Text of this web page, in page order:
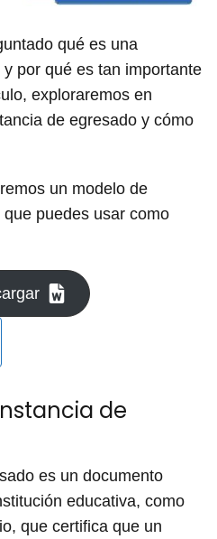
qué es una
por qué es tan importante
exploraremos en
de egresado y cómo
un modelo de
puedes usar como
de
es un documento
educativa, como
que certifica que un